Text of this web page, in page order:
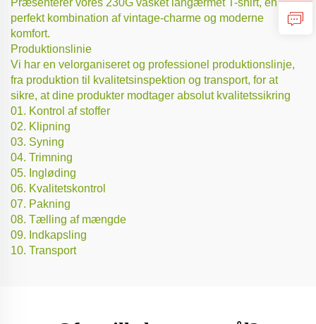
perfekt kombination af vintage-charme og moderne
komfort.
Produktionslinie
Vi har en velorganiseret og professionel produktionslinje,
fra produktion til kvalitetsinspektion og transport, for at
sikre, at dine produkter modtager absolut kvalitetssikring
01. Kontrol af stoffer
02. Klipning
03. Syning
04. Trimning
05. Ingløding
06. Kvalitetskontrol
07. Pakning
08. Tælling af mængde
09. Indkapsling
10. Transport